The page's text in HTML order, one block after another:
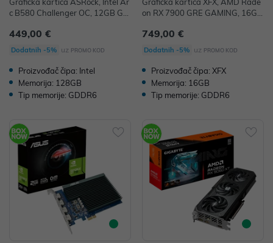
c B580 Challenger OC, 12GB GD
580 CL 12GO
449,00 €
Dodatnih -5% uz PROMO KOD
Proizvođač čipa: Intel
Memorija: 128GB
Tip memorije: GDDR6
on RX 7900 GRE GAMING, 16GB
t, RX-79GMERCB9
749,00 €
Dodatnih -5% uz PROMO KOD
Proizvođač čipa: XFX
Memorija: 16GB
Tip memorije: GDDR6